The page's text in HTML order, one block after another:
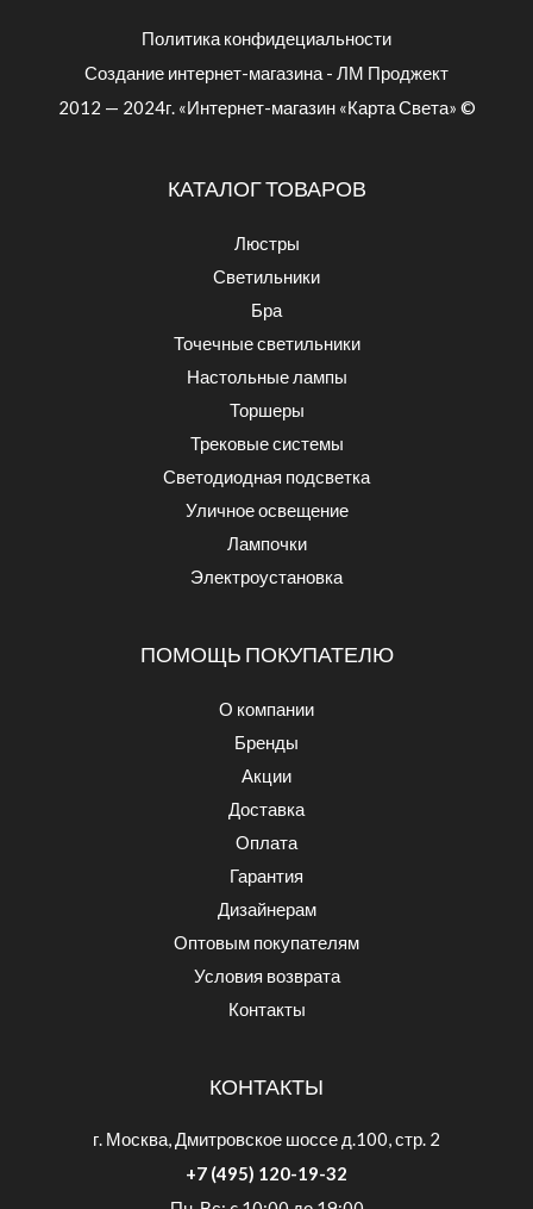
Политика конфидециальности
Создание интернет-магазина - ЛМ Проджект
2012 — 2024г. «Интернет-магазин «Карта Света» ©
КАТАЛОГ ТОВАРОВ
Люстры
Светильники
Бра
Точечные светильники
Настольные лампы
Торшеры
Трековые системы
Светодиодная подсветка
Уличное освещение
Лампочки
Электроустановка
ПОМОЩЬ ПОКУПАТЕЛЮ
О компании
Бренды
Акции
Доставка
Оплата
Гарантия
Дизайнерам
Оптовым покупателям
Условия возврата
Контакты
КОНТАКТЫ
г. Москва, Дмитровское шоссе д.100, стр. 2
+7 (495) 120-19-32